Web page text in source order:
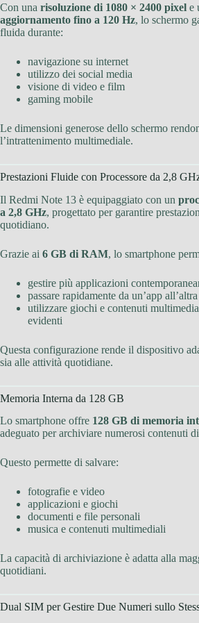
Con una risoluzione di 1080 × 2400 pixel e
aggiornamento fino a 120 Hz, lo schermo
fluida durante:
navigazione su internet
utilizzo dei social media
visione di video e film
gaming mobile
Le dimensioni generose dello schermo
l’intrattenimento multimediale.
Prestazioni Fluide con Processore da 2,8
Il Redmi Note 13 è equipaggiato con un
a 2,8 GHz, progettato per garantire
quotidiano.
Grazie ai 6 GB di RAM, lo smartphone
gestire più applicazioni
passare rapidamente da un’app all’altra
utilizzare giochi e contenuti
evidenti
Questa configurazione rende il dispositivo
sia alle attività quotidiane.
Memoria Interna da 128 GB
Lo smartphone offre 128 GB di memoria
adeguato per archiviare numerosi contenuti
Questo permette di salvare:
fotografie e video
applicazioni e giochi
documenti e file personali
musica e contenuti multimediali
La capacità di archiviazione è adatta alla
quotidiani.
Dual SIM per Gestire Due Numeri sullo